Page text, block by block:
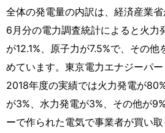
全体の発電量の内訳は、経済産業
6月分の電力調査統計によると火力
が12.1%、原子力が7.5%で、その
めています。東京電力エナジーパ
2018年度の実績では火力発電が
が3%、水力発電が3%、その他が
ーで作られた電気で事業者が買い